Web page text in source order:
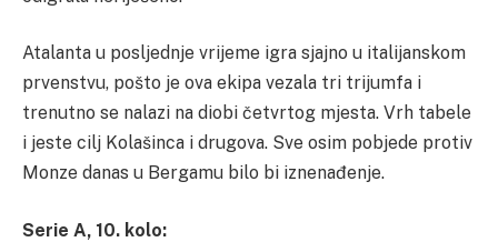
Atalanta u posljednje vrijeme igra sjajno u italijanskom
prvenstvu, pošto je ova ekipa vezala tri trijumfa i
trenutno se nalazi na diobi četvrtog mjesta. Vrh tabele
i jeste cilj Kolašinca i drugova. Sve osim pobjede protiv
Monze danas u Bergamu bilo bi iznenađenje.
Serie A, 10. kolo: